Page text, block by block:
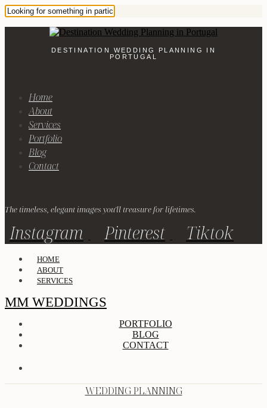
DESTINATION WEDDING PLANNING IN
PORTUGAL
Home
About
Services
Portfolio
Blog
Contact
The timeless, elegant images you'll treasure for lifetimes.
Instagram Pinterest Tiktok
HOME
ABOUT
SERVICES
MM WEDDINGS
PORTFOLIO
BLOG
CONTACT
WEDDING PLANNING